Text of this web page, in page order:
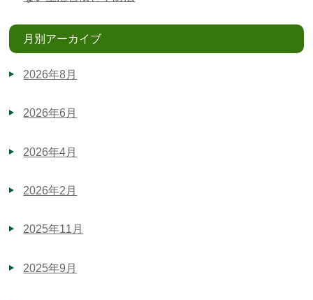
月別アーカイブ
2026年8月
2026年6月
2026年4月
2026年2月
2025年11月
2025年9月